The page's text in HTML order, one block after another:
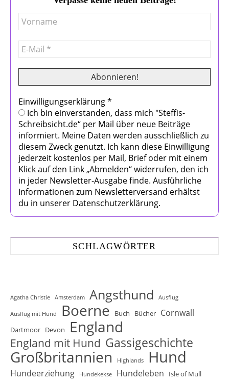
Einwilligungserklärung*
Ich bin einverstanden, dass mich "Steffis-
Schreibsicht.de“ per Mail über neue Beiträge
informiert. Meine Daten werden ausschließlich zu
diesem Zweck genutzt. Ich kann diese Einwilligung
jederzeit kostenlos per Mail, Brief oder mit einem
Klick auf den Link „Abmelden“ widerrufen, den ich
in jeder Newsletter-Ausgabe finde. Ausführliche
Informationen zum Newsletterversand erhältst
du in unserer Datenschutzerklärung.
SCHLAGWÖRTER
Agatha Christie Amsterdam Angsthund Ausflug
Ausflug mit Hund Boerne Buch Bücher Cornwall
Dartmoor Devon England
England mit Hund Gassigeschichte
Großbritannien Highlands Hund
Hundeerziehung Hundekekse Hundeleben Isle of Mull